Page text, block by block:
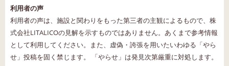
利用者の声
利用者の声は、施設と関わりをもった第三者の主観によるもので、株
式会社LITALICOの見解を示すものではありません。あくまで参考情報
として利用してください。また、虚偽・誇張を用いたいわゆる「やら
せ」投稿を固く禁じます。 「やらせ」は発見次第厳重に対処します。